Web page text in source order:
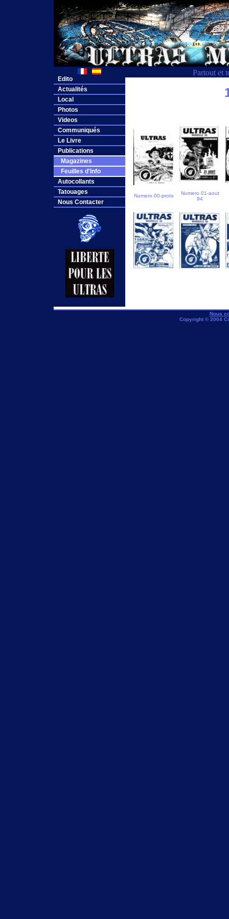
Partout et
Edito
Actualités
Local
Photos
Videos
Communiqués
Le Livre
Publications
Magazines
Feuilles d'Info
Autocollants
Tatouages
Nous Contacter
Numero 00-proto
Numero 01-aout
94
Nous
Copyright © 2004